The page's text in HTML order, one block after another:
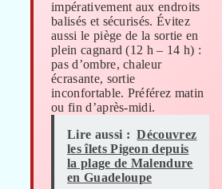
impérativement aux endroits
balisés et sécurisés. Évitez
aussi le piège de la sortie en
plein cagnard (12 h – 14 h) :
pas d’ombre, chaleur
écrasante, sortie
inconfortable. Préférez matin
ou fin d’après-midi.
Lire aussi : Découvrez
les îlets Pigeon depuis
la plage de Malendure
en Guadeloupe